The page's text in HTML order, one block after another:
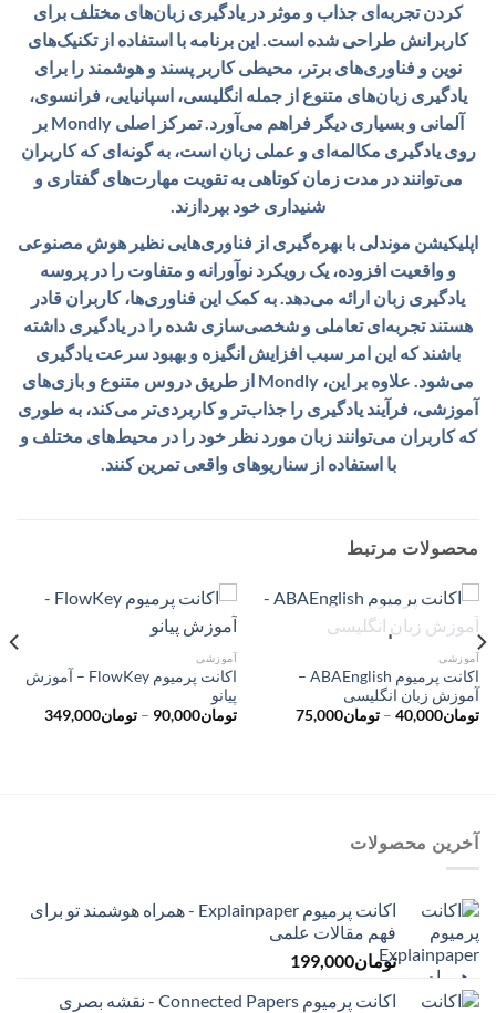
کردن تجربه‌ای جذاب و موثر در یادگیری زبان‌های مختلف برای
کاربرانش طراحی شده است. این برنامه با استفاده از تکنیک‌های
نوین و فناوری‌های برتر، محیطی کاربر پسند و هوشمند را برای
یادگیری زبان‌های متنوع از جمله انگلیسی، اسپانیایی، فرانسوی،
آلمانی و بسیاری دیگر فراهم می‌آورد. تمرکز اصلی Mondly بر
روی یادگیری مکالمه‌ای و عملی زبان است، به گونه‌ای که کاربران
می‌توانند در مدت زمان کوتاهی به تقویت مهارت‌های گفتاری و
شنیداری خود بپردازند.
اپلیکیشن موندلی با بهره‌گیری از فناوری‌هایی نظیر هوش مصنوعی
و واقعیت افزوده، یک رویکرد نوآورانه و متفاوت را در پروسه
یادگیری زبان ارائه می‌دهد. به کمک این فناوری‌ها، کاربران قادر
هستند تجربه‌ای تعاملی و شخصی‌سازی شده را در یادگیری داشته
باشند که این امر سبب افزایش انگیزه و بهبود سرعت یادگیری
می‌شود. علاوه بر این، Mondly از طریق دروس متنوع و بازی‌های
آموزشی، فرآیند یادگیری را جذاب‌تر و کاربردی‌تر می‌کند، به طوری
که کاربران می‌توانند زبان مورد نظر خود را در محیط‌های مختلف و
با استفاده از سناریوهای واقعی تمرین کنند.
محصولات مرتبط
ناموجود
آموزشی
اکانت پرمیوم ABAEnglish –
آموزش زبان انگلیسی
تومان40,000
– تومان75,000محدوده
آموزشی
اکانت پرمیوم FlowKey – آموزش
پیانو
تومان90,000
– تومان349,000
آخرین محصولات
اکانت پرمیوم Explainpaper - همراه هوشمند تو برای
فهم مقالات علمی
تومان199,000
اکانت پرمیوم Connected Papers - نقشه بصری